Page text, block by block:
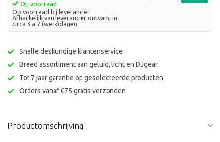
Op voorraad
Op voorraad bij leverancier.
Afhankelijk van leverancier ontvang in
circa 3 a 7 (werk)dagen
Snelle deskundige klantenservice
Breed assortiment aan geluid, licht en DJgear
Tot 7 jaar garantie op geselecteerde producten
Orders vanaf €75 gratis verzonden
Productomschrijving